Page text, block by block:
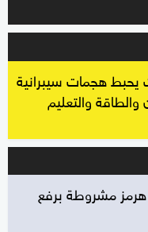
يحبط هجمات سيبرانية
والتعليم
هرمز مشروطة برفع